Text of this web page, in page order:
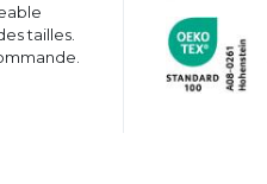
tailles.